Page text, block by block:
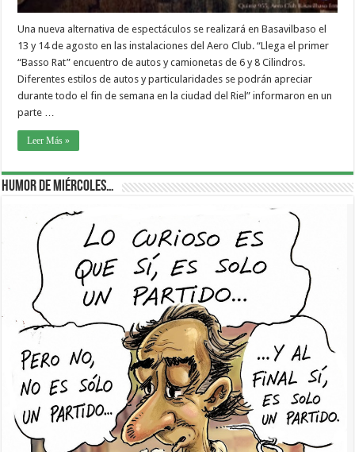
Una nueva alternativa de espectáculos se realizará en Basavilbaso el
13 y 14 de agosto en las instalaciones del Aero Club. “Llega el primer
“Basso Rat” encuentro de autos y camionetas de 6 y 8 Cilindros.
Diferentes estilos de autos y particularidades se podrán apreciar
durante todo el fin de semana en la ciudad del Riel” informaron en un
parte …
Leer Más »
Humor de Miércoles…